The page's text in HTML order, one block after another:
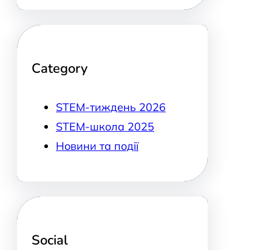
Category
STEM-тиждень 2026
STEM-школа 2025
Новини та події
Social